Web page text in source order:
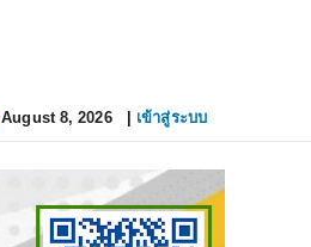
August 8, 2026| เข้าสู่ระบบ